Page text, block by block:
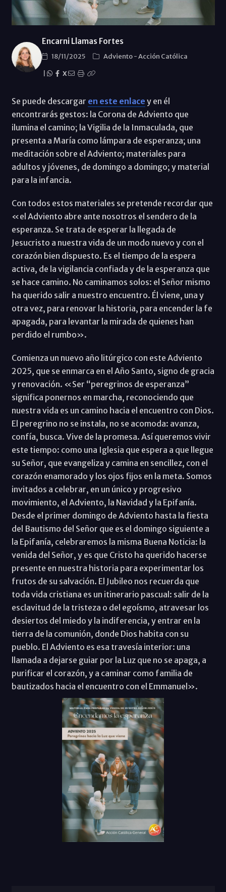
Encarni Llamas Fortes
18/11/2025 Adviento-Acción Católica
X
Se puede descargar en este enlace y en él
encontrarás gestos: la Corona de Adviento que
ilumina el camino; la Vigilia de la Inmaculada, que
presenta a María como lámpara de esperanza; una
meditación sobre el Adviento; materiales para
adultos y jóvenes, de domingo a domingo; y material
para la infancia.
Con todos estos materiales se pretende recordar que
«el Adviento abre ante nosotros el sendero de la
esperanza. Se trata de esperar la llegada de
Jesucristo a nuestra vida de un modo nuevo y con el
corazón bien dispuesto. Es el tiempo de la espera
activa, de la vigilancia confiada y de la esperanza que
se hace camino. No caminamos solos: el Señor mismo
ha querido salir a nuestro encuentro. Él viene, una y
otra vez, para renovar la historia, para encender la fe
apagada, para levantar la mirada de quienes han
perdido el rumbo».
Comienza un nuevo año litúrgico con este Adviento
2025, que se enmarca en el Año Santo, signo de gracia
y renovación. «Ser “peregrinos de esperanza”
significa ponernos en marcha, reconociendo que
nuestra vida es un camino hacia el encuentro con Dios.
El peregrino no se instala, no se acomoda: avanza,
confía, busca. Vive de la promesa. Así queremos vivir
este tiempo: como una Iglesia que espera a que llegue
su Señor, que evangeliza y camina en sencillez, con el
corazón enamorado y los ojos fijos en la meta. Somos
invitados a celebrar, en un único y progresivo
movimiento, el Adviento, la Navidad y la Epifanía.
Desde el primer domingo de Adviento hasta la fiesta
del Bautismo del Señor que es el domingo siguiente a
la Epifanía, celebraremos la misma Buena Noticia: la
venida del Señor, y es que Cristo ha querido hacerse
presente en nuestra historia para experimentar los
frutos de su salvación. El Jubileo nos recuerda que
toda vida cristiana es un itinerario pascual: salir de la
esclavitud de la tristeza o del egoísmo, atravesar los
desiertos del miedo y la indiferencia, y entrar en la
tierra de la comunión, donde Dios habita con su
pueblo. El Adviento es esa travesía interior: una
llamada a dejarse guiar por la Luz que no se apaga, a
purificar el corazón, y a caminar como familia de
bautizados hacia el encuentro con el Emmanuel».